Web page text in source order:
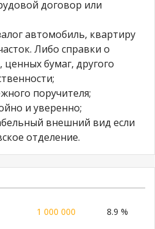
договор или
автомобиль, квартиру
Либо справки о
бумаг, другого
поручителя;
и уверенно;
внешний вид если
отделение.
1 000 000
8.9 %